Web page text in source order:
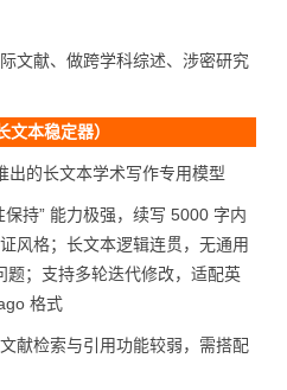
文献、做跨学科综述、涉密研究
本稳定器）
出的长文本学术写作专用模型
保持” 能力极强，续写 5000 字内
风格；长文本逻辑连贯，无通用
题；支持多轮迭代修改，适配英
格式
献检索与引用功能较弱，需搭配